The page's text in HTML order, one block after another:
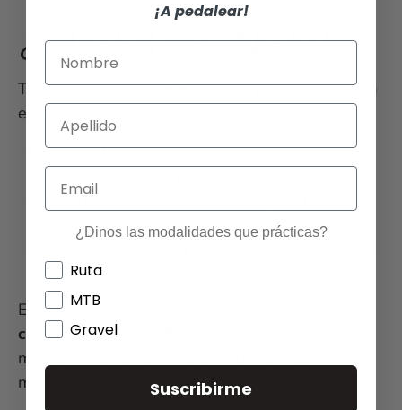
¿Y LAS PIERNAS?
Tus piernas también necesitan protección. Para
eso, te recomendamos:
Calzas largas térmicaso con protección
cortaviento en la parte frontal.
Materiales con tratamiento repelente al
agua.
días nublados.
En Serjaf ya puedes encontrar opciones de
calzas largas GOBIK
mantener la temperatura y libertad de
movimiento.
¡A pedalear!
¿Dinos las modalidades que prácticas?
Ruta
MTB
Gravel
Suscribirme